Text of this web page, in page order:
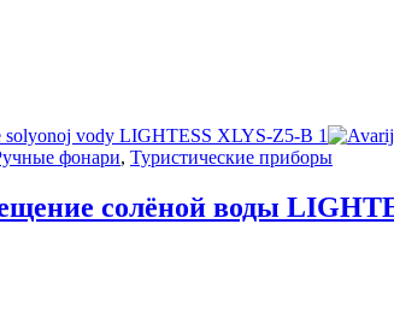
фонари, Туристические приборы
солёной воды